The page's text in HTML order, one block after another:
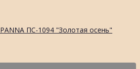
ПС-1094 "Золотая осень"